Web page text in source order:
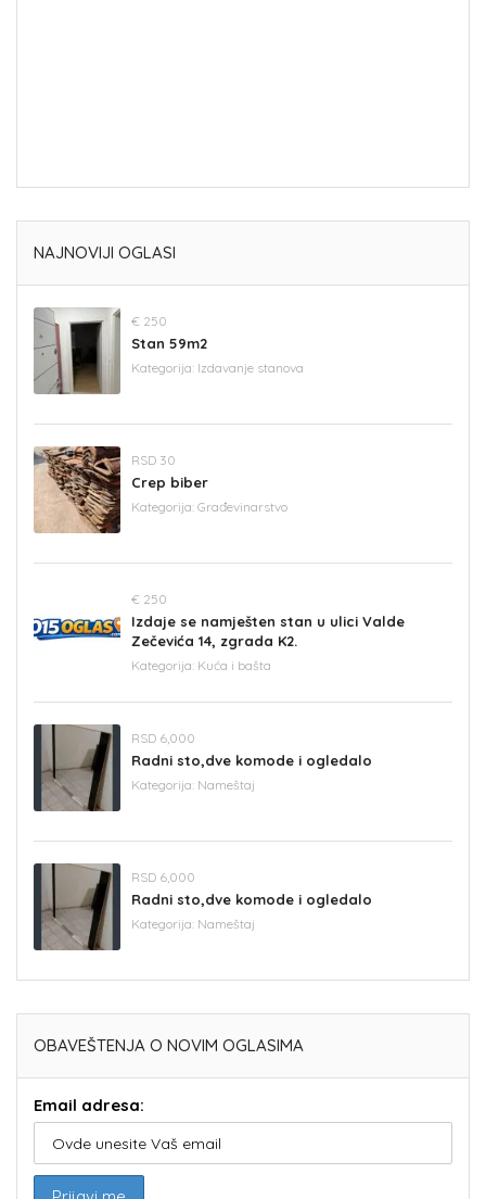
NAJNOVIJI OGLASI
€ 250
Stan 59m2
Kategorija: Izdavanje stanova
RSD 30
Crep biber
Kategorija: Građevinarstvo
€ 250
Izdaje se namješten stan u ulici Valde
Zečevića 14, zgrada K2.
Kategorija: Kuća i bašta
RSD 6,000
Radni sto,dve komode i ogledalo
Kategorija: Nameštaj
RSD 6,000
Radni sto,dve komode i ogledalo
Kategorija: Nameštaj
OBAVEŠTENJA O NOVIM OGLASIMA
Email adresa: